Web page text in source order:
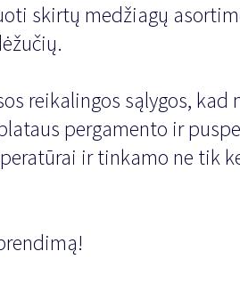
skirtų medžiagų
reikalingos sąlygos,
pergamento ir
ir tinkamo ne tik